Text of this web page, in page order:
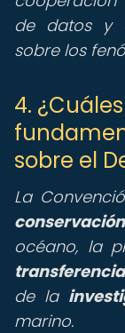
de datos y
sobre los
4.
sobre el
La
conservación
océano, la
de la
marino.